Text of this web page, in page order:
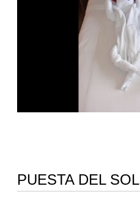
PUESTA DEL SOL